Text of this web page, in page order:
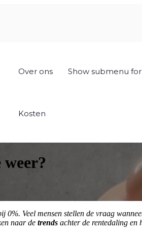
Over ons Show submenu
Kosten
0%. Veel mensen stellen de vraag
naar de trends achter de rentedaling en